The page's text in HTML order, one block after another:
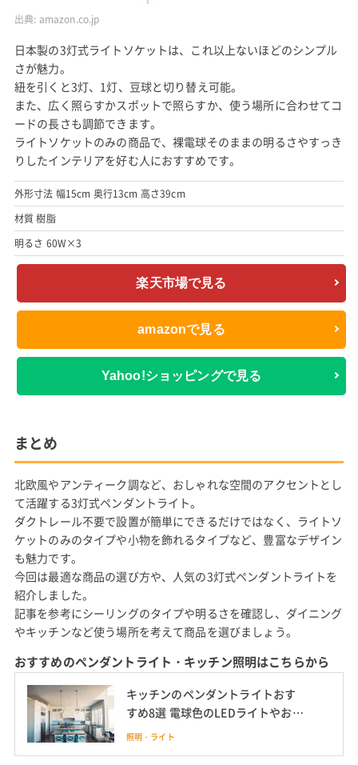
出典: amazon.co.jp
日本製の3灯式ライトソケットは、これ以上ないほどのシンプル
さが魅力。
紐を引くと3灯、1灯、豆球と切り替え可能。
また、広く照らすかスポットで照らすか、使う場所に合わせてコ
ードの長さも調節できます。
ライトソケットのみの商品で、裸電球そのままの明るさやすっき
りしたインテリアを好む人におすすめです。
外形寸法 幅15cm 奥行13cm 高さ39cm
材質 樹脂
明るさ 60W×3
楽天市場で見る
amazonで見る
Yahoo!ショッピングで見る
まとめ
北欧風やアンティーク調など、おしゃれな空間のアクセントとし
て活躍する3灯式ペンダントライト。
ダクトレール不要で設置が簡単にできるだけではなく、ライトソ
ケットのみのタイプや小物を飾れるタイプなど、豊富なデザイン
も魅力です。
今回は最適な商品の選び方や、人気の3灯式ペンダントライトを
紹介しました。
記事を参考にシーリングのタイプや明るさを確認し、ダイニング
やキッチンなど使う場所を考えて商品を選びましょう。
おすすめのペンダントライト・キッチン照明はこちらから
キッチンのペンダントライトおす
すめ8選 電球色のLEDライトやおし
ゃれな北欧風のライトも紹介
照明・ライト